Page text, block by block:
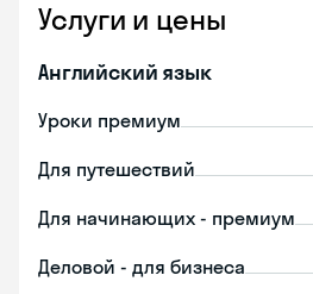
Услуги и цены
Английский язык
Уроки премиум
Для путешествий
Для начинающих - премиум
Деловой - для бизнеса